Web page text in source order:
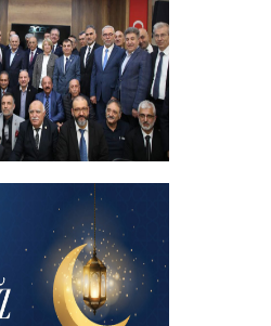
+
başbakanımızın
buluştuk
+